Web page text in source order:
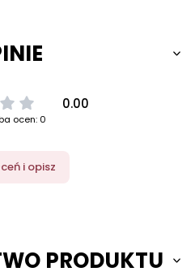
0.00
ocen: 0
i opisz
PRODUKTU